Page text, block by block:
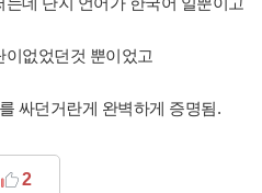
이없었던것 뿐이었고
싸던거란게 완벽하게 증명됨.
2